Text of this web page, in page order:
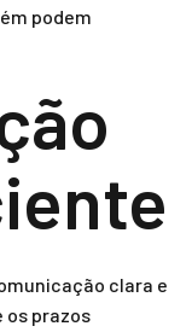
podem
clara e
prazos